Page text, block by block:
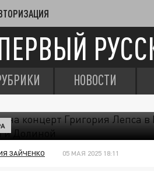
НОВОСТИ
ЗАЙЧЕНКО 05 МАЯ 2025 18:11